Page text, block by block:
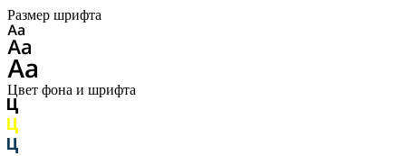
Размер шрифта
Цвет фона и шрифта